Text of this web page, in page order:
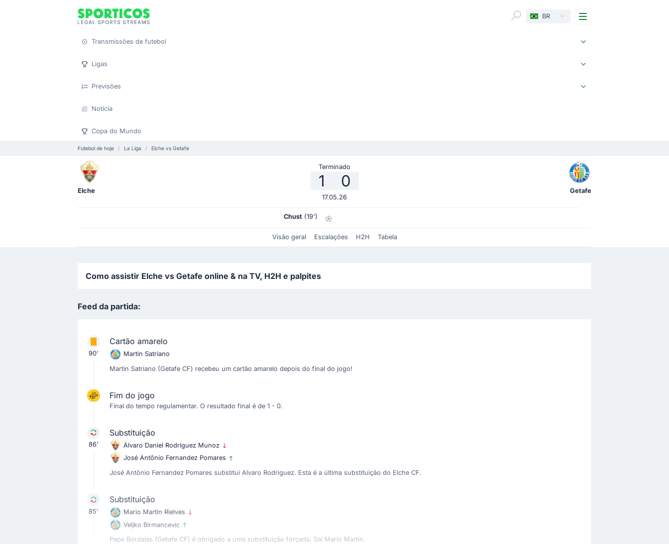
BR Menu
Transmissões de futebol
Ligas
Previsões
Notícia
Copa do Mundo
Futebol de hoje La Liga Elche vs Getafe
Elche
Terminado
1 0
17.05.26
Getafe
Chust (19')
Visão geral Escalações H2H Tabela
Como assistir Elche vs Getafe online & na TV, H2H e palpites
Feed da partida:
90'
Cartão amarelo
Martin Satriano
Martin Satriano (Getafe CF) recebeu um cartão amarelo depois do final do jogo!
Fim do jogo
Final do tempo regulamentar. O resultado final é de 1 - 0.
86'
Substituição
Álvaro Daniel Rodríguez Munoz
José Antônio Fernandez Pomares
José Antônio Fernandez Pomares substitui Alvaro Rodriguez. Esta é a última substituição do Elche CF.
85'
Substituição
Mario Martin Rielves
Veljko Birmancevic
Pepe Bordalas (Getafe CF) é obrigado a uma substituição forçada. Sai Mario Martin.